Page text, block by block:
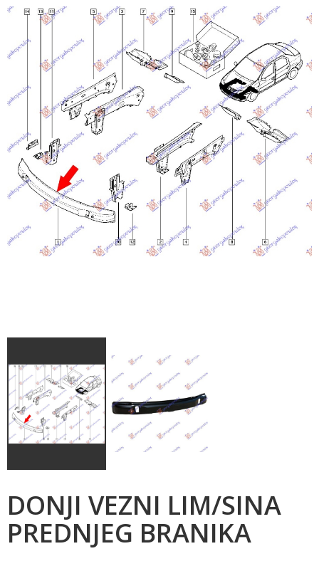
DONJI VEZNI LIM/SINA
PREDNJEG BRANIKA